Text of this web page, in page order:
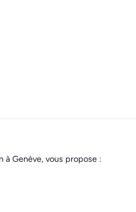
à Genève, vous propose :